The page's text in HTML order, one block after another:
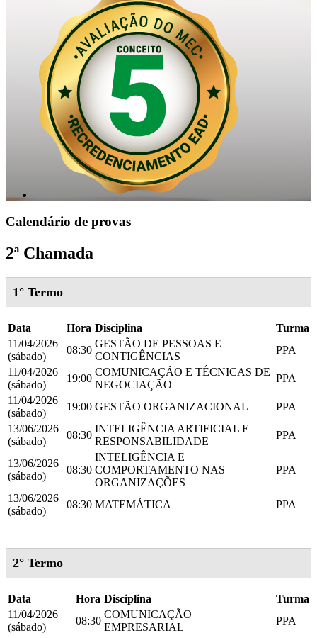
Calendário de provas
2ª Chamada
1° Termo
Data Hora Disciplina
Turma
11/04/2026
(sábado)
08:30
GESTÃO DE PESSOAS E
CONTIGÊNCIAS
PPA
11/04/2026
(sábado)
19:00
COMUNICAÇÃO E TÉCNICAS DE
NEGOCIAÇÃO
PPA
11/04/2026
(sábado)
19:00 GESTÃO ORGANIZACIONAL
PPA
13/06/2026
(sábado)
08:30
INTELIGÊNCIA ARTIFICIAL E
RESPONSABILIDADE
PPA
13/06/2026
(sábado)
08:30
INTELIGÊNCIA E
COMPORTAMENTO NAS
ORGANIZAÇÕES
PPA
13/06/2026
(sábado)
08:30 MATEMÁTICA PPA
2° Termo
Data Hora Disciplina
Turma
11/04/2026
(sábado)
08:30
COMUNICAÇÃO
EMPRESARIAL
PPA